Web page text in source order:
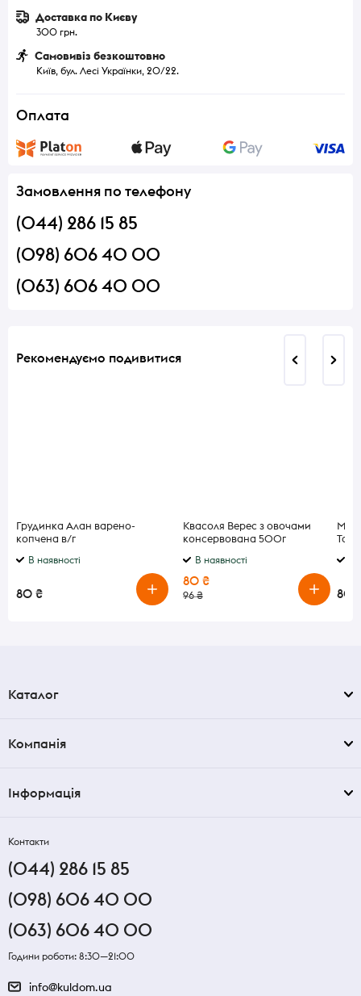
Доставка по Києву
300 грн.
Самовивіз безкоштовно
Київ, бул. Лесі Українки, 20/22.
Оплата
Замовлення по телефону
(044) 286 15 85
(098) 606 40 00
(063) 606 40 00
Рекомендуємо подивитися
Грудинка Алан варено-
копчена в/г
В наявності
80 ₴
Квасоля Верес з овочами
консервована 500г
В наявності
80 ₴
96 ₴ 80
Каталог
Компанія
Інформація
Контакти
(044) 286 15 85
(098) 606 40 00
(063) 606 40 00
Години роботи: 8:30—21:00
info@kuldom.ua